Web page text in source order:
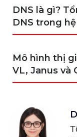
DNS là gì?
DNS trong
Mô hình thị
VL, Janus và